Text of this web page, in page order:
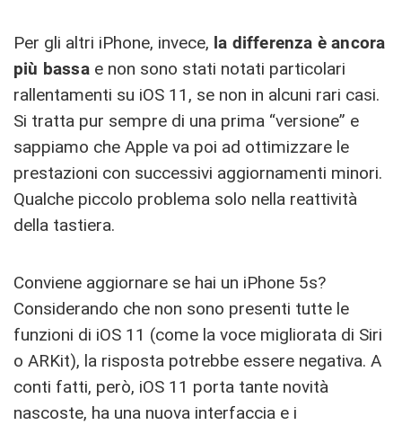
Per gli altri iPhone, invece, la differenza è ancora
più bassae non sono stati notati particolari
rallentamenti su iOS 11, se non in alcuni rari casi.
Si tratta pur sempre di una prima “versione” e
sappiamo che Apple va poi ad ottimizzare le
prestazioni con successivi aggiornamenti minori.
Qualche piccolo problema solo nella reattività
della tastiera.
Conviene aggiornare se hai un iPhone 5s?
Considerando che non sono presenti tutte le
funzioni di iOS 11 (come la voce migliorata di Siri
o ARKit), la risposta potrebbe essere negativa. A
conti fatti, però, iOS 11 porta tante novità
nascoste, ha una nuova interfaccia e i